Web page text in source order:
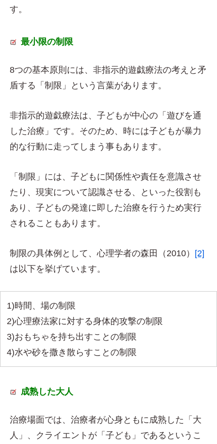
す。
最小限の制限
8つの基本原則には、非指示的遊戯療法の考えと矛
盾する「制限」という言葉があります。
非指示的遊戯療法は、子どもが中心の「遊びを通
した治療」です。そのため、時には子どもが暴力
的な行動に走ってしまう事もあります。
「制限」には、子どもに関係性や責任を意識させ
たり、現実について認識させる、といった役割も
あり、子どもの発達に即した治療を行うため実行
されることもあります。
制限の具体例として、心理学者の森田（2010） [2]
は以下を挙げています。
1)時間、場の制限
2)心理療法家に対する身体的攻撃の制限
3)おもちゃを持ち出すことの制限
4)水や砂を撒き散らすことの制限
成熟した大人
治療場面では、治療者が心身ともに成熟した「大
人」、クライエントが「子ども」であるというこ